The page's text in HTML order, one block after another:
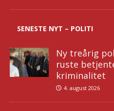
SENESTE NYT – POLITI
Ny treårig
ruste
kriminalitet
4. august 2026